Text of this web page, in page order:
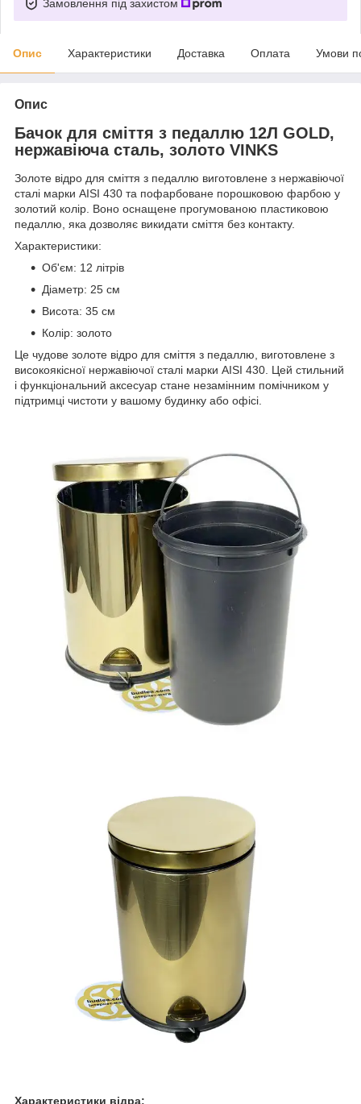
Замовлення під захистом
Опис Характеристики Доставка Оплата Умови
Опис
Бачок для сміття з педаллю 12Л GOLD,
нержавіюча сталь, золото VINKS
Золоте відро для сміття з педаллю виготовлене з нержавіючої
сталі марки AISI 430 та пофарбоване порошковою фарбою у
золотий колір. Воно оснащене прогумованою пластиковою
педаллю, яка дозволяє викидати сміття без контакту.
Характеристики:
Об'єм: 12 літрів
Діаметр: 25 см
Висота: 35 см
Колір: золото
Це чудове золоте відро для сміття з педаллю, виготовлене з
високоякісної нержавіючої сталі марки AISI 430. Цей стильний
і функціональний аксесуар стане незамінним помічником у
підтримці чистоти у вашому будинку або офісі.
Характеристики відра: